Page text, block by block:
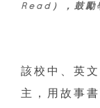
Read），鼓勵
該校中、英
主，用故事